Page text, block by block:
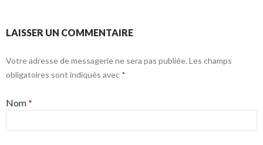
LAISSER UN COMMENTAIRE
Votre adresse de messagerie ne sera pas publiée. Les champs
obligatoires sont indiqués avec *
Nom*